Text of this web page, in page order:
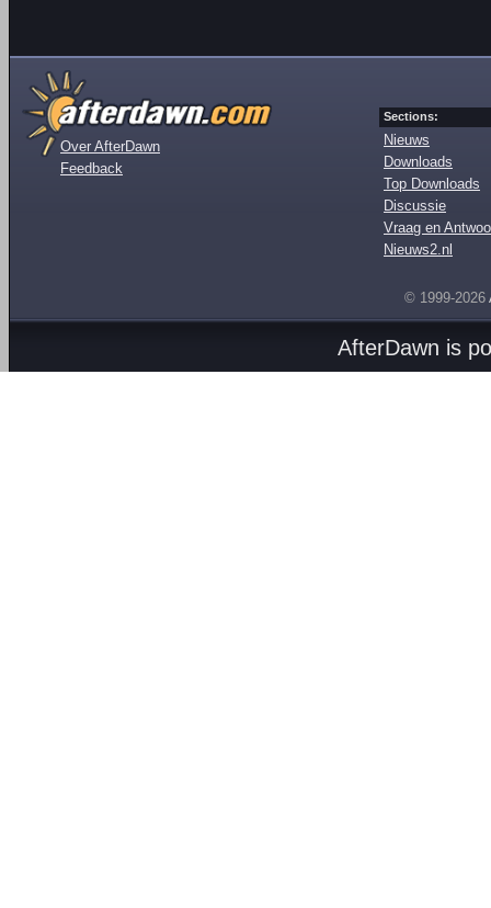
Over AfterDawn
Feedback
Sections:
Nieuws
Downloads
Top Downloads
Discussie
Vraag en
Nieuws2.nl
© 1999-2026
AfterDawn is